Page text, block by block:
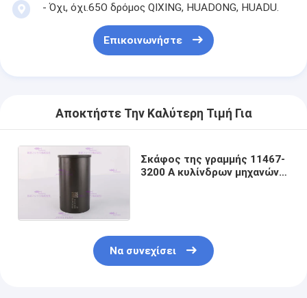
- Όχι, όχι.65Ο δρόμος QIXING, HUADONG, HUADU.
Επικοινωνήστε
Αποκτήστε Την Καλύτερη Τιμή Για
Σκάφος της γραμμής 11467-
3200 Α κυλίνδρων μηχανών
Να συνεχίσει